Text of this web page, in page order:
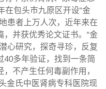
在包头市九原区开设“金
患者上万人次，近年来在
并获优秀论文证书。“金
心研究，探奇寻珍，反复
40多年验证，找到一条简
不产生任何毒副作用，
金氏中医肾病专科医院现